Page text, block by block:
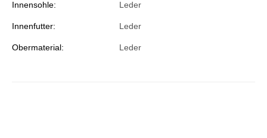
Innensohle: Leder
Innenfutter: Leder
Obermaterial: Leder